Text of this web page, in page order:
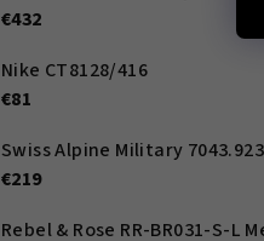
€432
Nike CT8128/416
€81
€219